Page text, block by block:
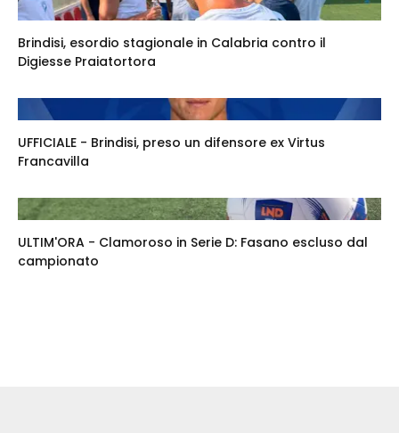
Brindisi, esordio stagionale in Calabria contro il
Digiesse Praiatortora
UFFICIALE - Brindisi, preso un difensore ex Virtus
Francavilla
ULTIM'ORA - Clamoroso in Serie D: Fasano escluso dal
campionato